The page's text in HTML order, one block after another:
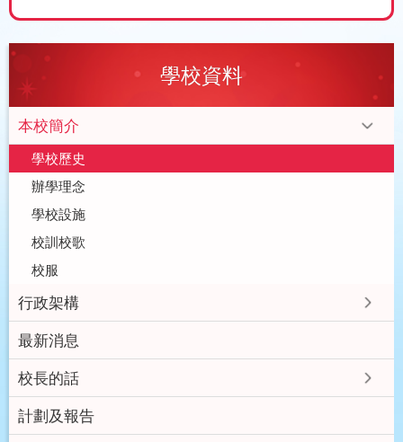
學校資料
本校簡介
學校歷史
辦學理念
學校設施
校訓校歌
校服
行政架構
最新消息
校長的話
計劃及報告